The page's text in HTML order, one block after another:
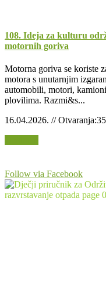
108. Ideja za kulturu
motornih goriva
Motorna goriva se koriste
motora s unutarnjim
automobili, motori,
plovilima. Razmi&s...
16.04.2026. //
Follow via Facebook